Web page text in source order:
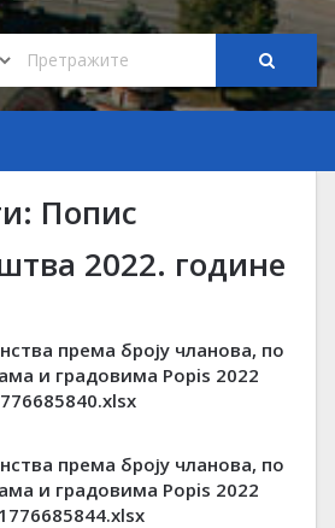
Попис
2022. године
према броју чланова, по
и градовима Popis 2022
према броју чланова, по
и градовима Popis 2022